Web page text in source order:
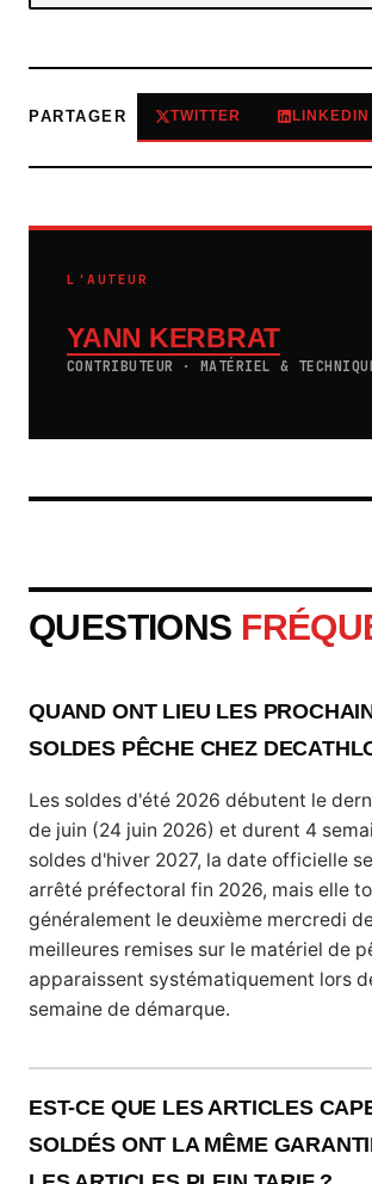
PARTAGER TWITTER LINKEDIN
L'AUTEUR
YANN KERBRAT
CONTRIBUTEUR · MATÉRIEL &
QUESTIONS
QUAND ONT LIEU LES
SOLDES PÊCHE CHEZ
Les soldes d'été 2026 débutent le
de juin (24 juin 2026) et durent 4
soldes d'hiver 2027, la date officielle
arrêté préfectoral fin 2026, mais elle
généralement le deuxième mercredi
meilleures remises sur le matériel de
apparaissent systématiquement lors
semaine de démarque.
EST-CE QUE LES ARTICLES
SOLDÉS ONT LA MÊME